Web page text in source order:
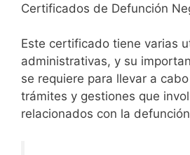
Certificados de Defunción
Este certificado tiene varias
administrativas, y su
se requiere para llevar a
trámites y gestiones que
relacionados con la